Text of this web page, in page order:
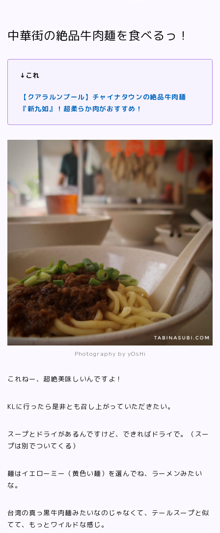
中華街の絶品牛肉麺を食べるっ！
↓これ
【クアラルンプール】チャイナタウンの絶品牛肉麺
『新九如』！超柔らか肉がおすすめ！
Photography by yOsHi
これねー、超絶美味しいんですよ！
KLに行ったら是非とも召し上がっていただきたい。
スープとドライがあるんですけど、できればドライで。（スー
プは別でついてくる）
麺はイエローミー（黄色い麺）を選んでね、ラーメンみたい
な。
台湾の真っ黒牛肉麺みたいなのじゃなくて、テールスープと似
てて、もっとワイルドな感じ。